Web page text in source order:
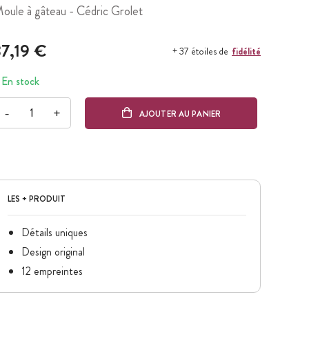
à gâteau - Cédric Grolet
€ + 37 étoiles de fidélité
En stock
- + AJOUTER AU PANIER
LES + PRODUIT
Détails uniques
Design original
12 empreintes